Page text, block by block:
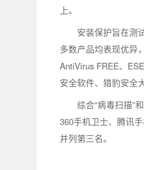
上。
安装保护旨在测
多数产品均表现优异
AntiVirus FREE、
安全软件、猎豹安全
综合“病毒扫描”
360手机卫士、腾讯
并列第三名。